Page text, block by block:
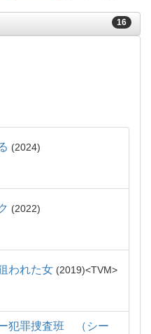
16
2024
2022
われた女 2019 TVM
犯罪捜査班 （シー